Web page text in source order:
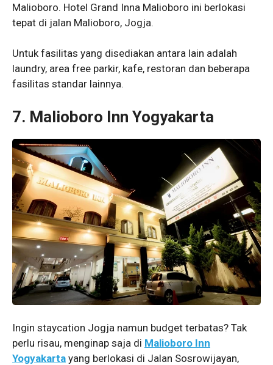
Malioboro. Hotel Grand Inna Malioboro ini berlokasi
tepat di jalan Malioboro, Jogja.
Untuk fasilitas yang disediakan antara lain adalah
laundry, area free parkir, kafe, restoran dan beberapa
fasilitas standar lainnya.
7. Malioboro Inn Yogyakarta
Ingin staycation Jogja namun budget terbatas? Tak
perlu risau, menginap saja di Malioboro Inn
Yogyakarta yang berlokasi di Jalan Sosrowijayan,